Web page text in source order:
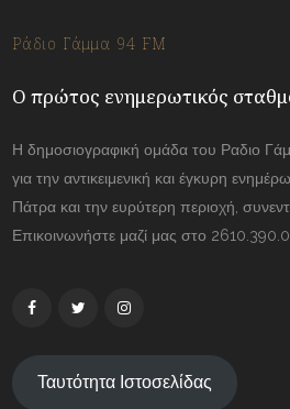
Ράδιο Γάμμα 94 FM
Ο πρώτος ενημερωτικός
Η δημοσιογραφική ομάδα του Ραδιο
για την αντικειμενική και έγκυρη
Πάτρα και την ευρύτερη περιοχή,
Επικοινωνήστε μαζί μας στο
Ταυτότητα Ιστοσελίδας